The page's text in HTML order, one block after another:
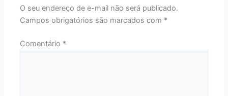
O seu endereço de e-mail não será publicado.
Campos obrigatórios são marcados com *
Comentário *